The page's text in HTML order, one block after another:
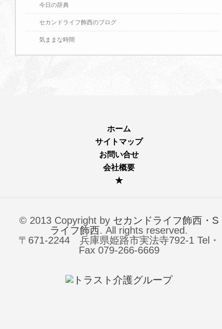
今日の辞典
セカンドライフ飾西のブログ
気ままな時間
ホーム
サイトマップ
お問い合せ
会社概要
★
© 2013 Copyright by セカンドライフ飾西・S
ライフ飾西. All rights reserved.
〒671-2244 兵庫県姫路市実法寺792-1 Tel・
Fax 079-266-6669